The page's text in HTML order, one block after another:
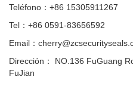
Teléfono：+86 15305911267
Tel：+86 0591-83656592
Email：
Dirección： NO.136 FuGuang
FuJian